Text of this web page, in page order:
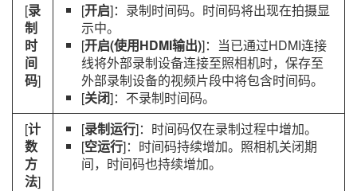
[录
制
时
间
码]
[开启]：录制时间码。时间码将出现在拍摄显
示中。
[开启(使用HDMI输出)]：当已通过HDMI连接
线将外部录制设备连接至照相机时，保存至
外部录制设备的视频片段中将包含时间码。
[关闭]：不录制时间码。
[计
数
方
法]
[录制运行]：时间码仅在录制过程中增加。
[空运行]：时间码持续增加。照相机关闭期
间，时间码也持续增加。